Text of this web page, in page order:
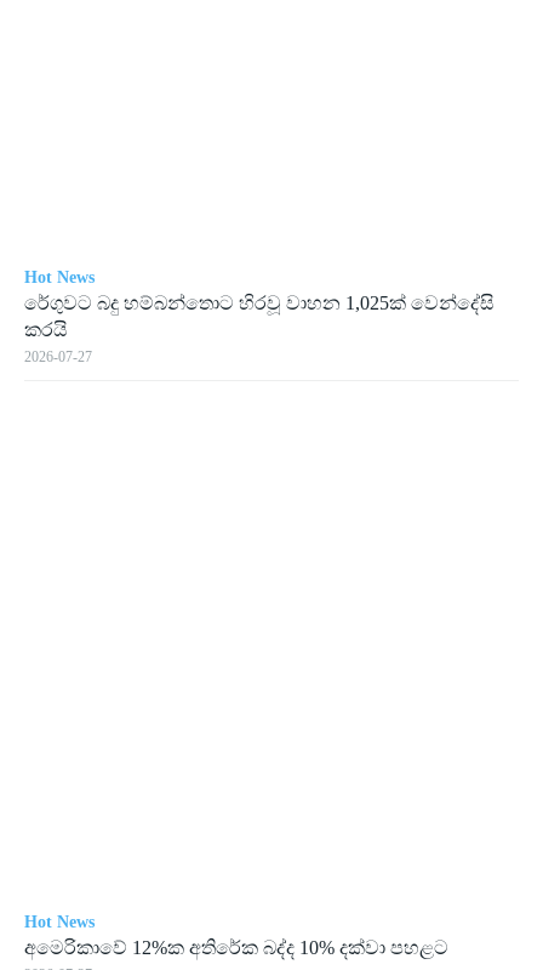
Hot News
රේගු­වට බදු හම්බ­න්තොට හිරවූ වාහන 1,025ක් වෙන්දේසි
කරයි
2026-07-27
Hot News
අමෙ­රි­කාවේ 12%ක අති­රේක බද්ද 10% දක්වා පහ­ළට